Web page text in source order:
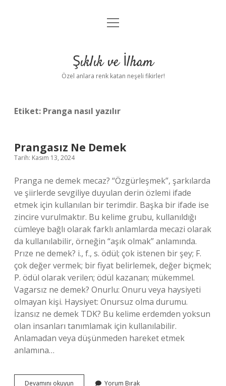
Anasayfa
Yasal Uyarı
menüyü
Şıklık ve İlham
Özel anlara renk katan neşeli fikirler!
Etiket: Pranga nasıl yazılır
Prangasız Ne Demek
Tarih: Kasım 13, 2024
Pranga ne demek mecaz? “Özgürleşmek”, şarkılarda
ve şiirlerde sevgiliye duyulan derin özlemi ifade
etmek için kullanılan bir terimdir. Başka bir ifade ise
zincire vurulmaktır. Bu kelime grubu, kullanıldığı
cümleye bağlı olarak farklı anlamlarda mecazi olarak
da kullanılabilir, örneğin “aşık olmak” anlamında.
Prıze ne demek? i., f., s. ödül; çok istenen bir şey; F.
çok değer vermek; bir fiyat belirlemek, değer biçmek;
P. ödül olarak verilen; ödül kazanan; mükemmel.
Vagarsız ne demek? Onurlu: Onuru veya haysiyeti
olmayan kişi. Haysiyet: Onursuz olma durumu.
İzansız ne demek TDK? Bu kelime erdemden yoksun
olan insanları tanımlamak için kullanılabilir.
Anlamadan veya düşünmeden hareket etmek
anlamına…
Devamını okuyun Prangasız Yorum Bırak